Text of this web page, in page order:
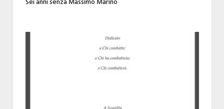
Sei anni senza Massimo Marino